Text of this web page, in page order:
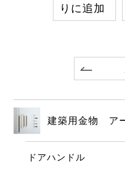
りに追加
建築用金物 ア
ドアハンドル